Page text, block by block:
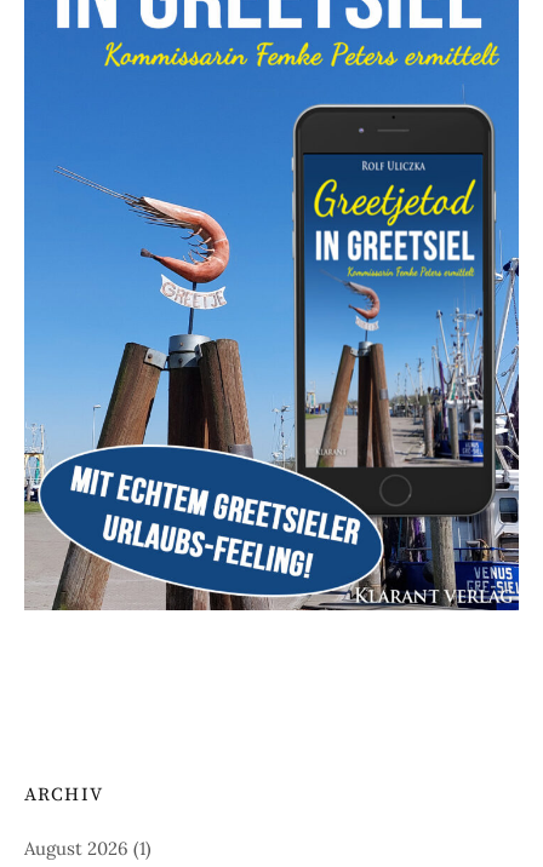
ARCHIV
August 2026 (1)